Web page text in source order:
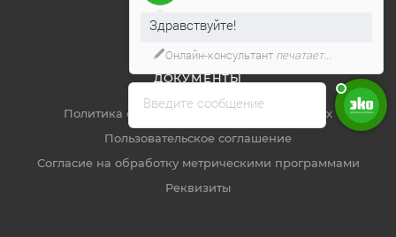
Советы покупателям
ДОКУМЕНТЫ
Политика обработки персональных данных
Пользовательское соглашение
Согласие на обработку метрическими программами
Реквизиты
Введите сообщение
Здравствуйте!
Онлайн-консультант печатает...